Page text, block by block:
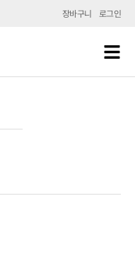
장바구니 로그인